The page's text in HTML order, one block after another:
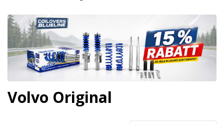
Volvo Original